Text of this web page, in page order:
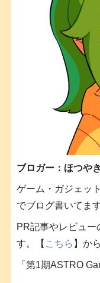
ブロガー：ほつやき
ゲーム・ガジェッ
でブログ書いてます
PR記事やレビュー
す。【 こちら 】か
「第1期ASTRO